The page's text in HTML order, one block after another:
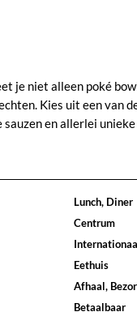
je niet alleen poké
Kies uit een van
en allerlei
Lunch, Diner
Centrum
Eethuis
Afhaal,
Betaalbaar